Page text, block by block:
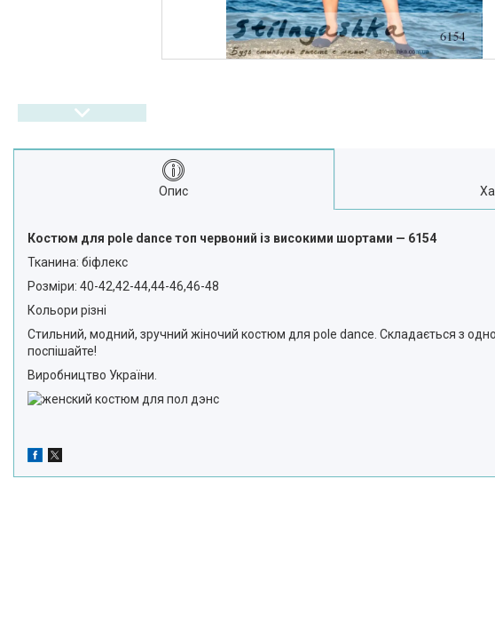
Опис
Костюм для pole dance топ червоний із високими шортами — 6154
Тканина: біфлекс
Розміри: 40-42,42-44,44-46,46-48
Кольори різні
Стильний, модний, зручний жіночий костюм для pole dancе. Складається з
поспішайте!
Виробництво України.